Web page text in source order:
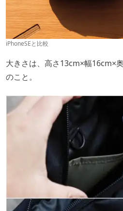
iPhoneSEと比較
大きさは、高さ13cm×幅16cm×奥
のこと。